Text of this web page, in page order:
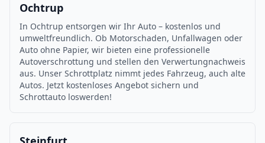
Ochtrup
In Ochtrup entsorgen wir Ihr Auto – kostenlos und
umweltfreundlich. Ob Motorschaden, Unfallwagen oder
Auto ohne Papier, wir bieten eine professionelle
Autoverschrottung und stellen den Verwertungnachweis
aus. Unser Schrottplatz nimmt jedes Fahrzeug, auch alte
Autos. Jetzt kostenloses Angebot sichern und
Schrottauto loswerden!